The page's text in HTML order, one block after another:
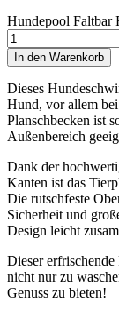
Hundepool Faltbar
In den Warenkorb
Dieses
Hund, vor allem
Planschbecken ist
Außenbereich
Dank der
Kanten ist das
Die rutschfeste
Sicherheit und
Design leicht
Dieser
nicht nur zu
Genuss zu bieten!